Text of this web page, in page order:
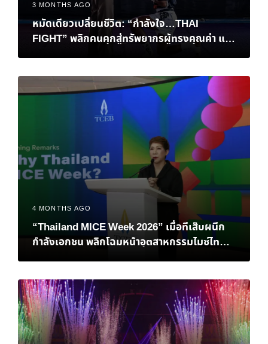
3 MONTHS AGO
หมัดเดียวเปลี่ยนชีวิต: “กำลังใจ…THAI
FIGHT” พลิกคนคุกสู่ทรัพยากรผู้ทรงคุณค่า และ
4 MONTHS AGO
“Thailand MICE Week 2026” เมื่อทีเส็บผนึก
กำลังเอกชน พลิกโฉมหน้าอุตสาหกรรมไมซ์ไทยสู่
เวทีโลก